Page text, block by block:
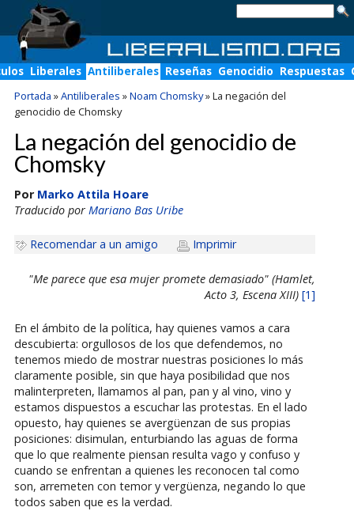
Liberales Antiliberales Reseñas Genocidio Respuestas
Portada »Antiliberales »Noam Chomsky»La negación del
genocidio de Chomsky
La negación del genocidio de
Chomsky
Por Marko Attila Hoare
Traducido por Mariano Bas Uribe
Recomendar a un amigo Imprimir
"Me parece que esa mujer promete demasiado" (Hamlet,
Acto 3, Escena XIII) [1]
En el ámbito de la política, hay quienes vamos a cara
descubierta: orgullosos de los que defendemos, no
tenemos miedo de mostrar nuestras posiciones lo más
claramente posible, sin que haya posibilidad que nos
malinterpreten, llamamos al pan, pan y al vino, vino y
estamos dispuestos a escuchar las protestas. En el lado
opuesto, hay quienes se avergüenzan de sus propias
posiciones: disimulan, enturbiando las aguas de forma
que lo que realmente piensan resulta vago y confuso y
cuando se enfrentan a quienes les reconocen tal como
son, arremeten con temor y vergüenza, negando lo que
todos saben que es la verdad.